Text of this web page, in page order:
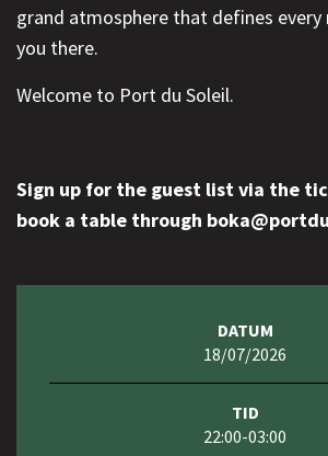
grand atmosphere that defines every
you there.
Welcome to Port du Soleil.
Sign up for the guest list via the
book a table through
DATUM
18/07/2026
TID
22:00-03:00